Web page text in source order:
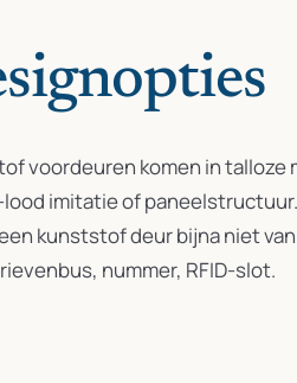
voordeuren komen in talloze
imitatie of
kunststof deur bijna niet
nummer, RFID-slot.